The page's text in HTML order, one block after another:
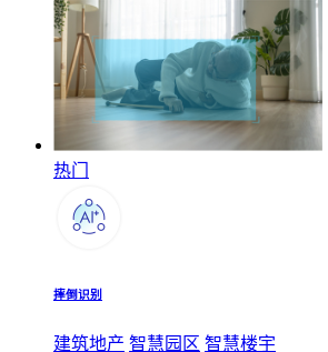
热门
摔倒识别
建筑地产 智慧园区 智慧楼宇